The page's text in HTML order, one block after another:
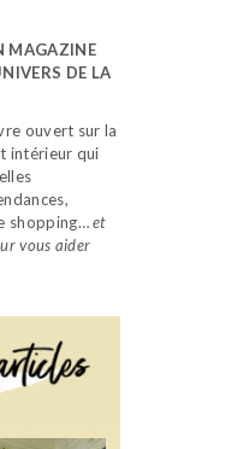
MAGAZINE
DE LA
ouvert sur la
intérieur qui
shopping…et
vous aider